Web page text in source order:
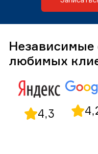
любимых
4,3